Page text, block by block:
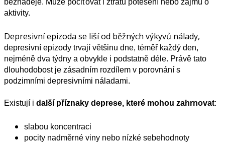
beznaděje. Může pociťovat i ztrátu potěšení nebo zájmu o
aktivity.
Depresivní epizoda se liší od běžných výkyvů nálady,
depresivní epizody trvají většinu dne, téměř každý den,
nejméně dva týdny a obvykle i podstatně déle. Právě tato
dlouhodobost je zásadním rozdílem v porovnání s
podzimními depresivními náladami.
Existují i další příznaky deprese, které mohou zahrnovat:
slabou koncentraci
pocity nadměrné viny nebo nízké sebehodnoty